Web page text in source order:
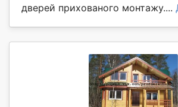
дверей прихованого монтажу....